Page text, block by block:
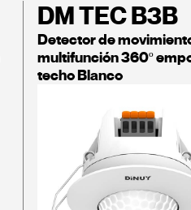
DM TEC B3B
Detector de
multifunción 360º
techo Blanco